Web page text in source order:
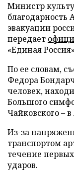
Министр
благодарность
эвакуации
передает
«Единая
По ее словам,
Федора
человек,
Большого
Чайковского –
Из-за
транспортом
течение
ударов.